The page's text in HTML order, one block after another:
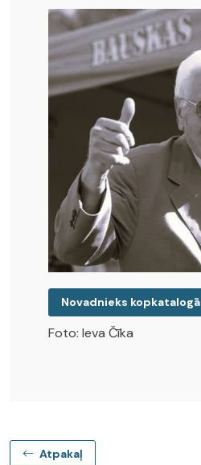
Novadnieks kopkatalogā
Foto: Ieva Čīka
Atpakaļ